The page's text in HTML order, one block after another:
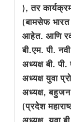
), तर
(बामसेफ भारत
आहेत. आणि
बी.एम. पी.
अध्यक्ष बी.
अध्यक्ष युवा
अध्यक्ष, बहुजन
(प्रदेश